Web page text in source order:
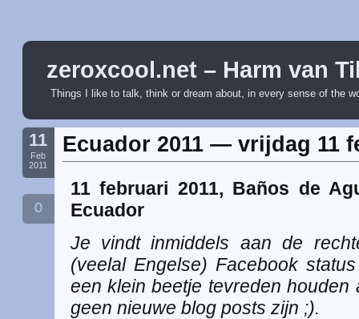
zeroxcool.net – Harm van
Things I like to talk, think or dream about, in every sense of the
11
Feb
2011
0
Ecuador 2011 — vrijdag 11
11 februari 2011, Baños de
Ecuador
Je vindt inmiddels aan de
(veelal Engelse) Facebook
een klein beetje tevreden
geen nieuwe blog posts zijn ;).